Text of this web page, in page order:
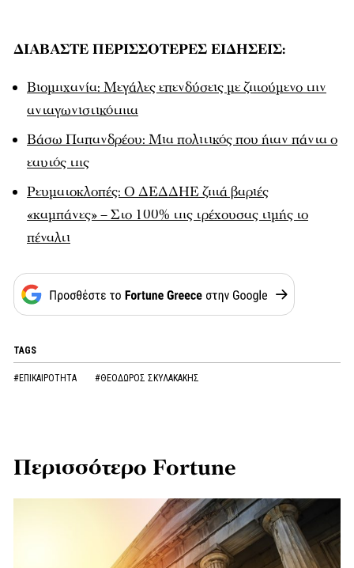
ΔΙΑΒΑΣΤΕ ΠΕΡΙΣΣΟΤΕΡΕΣ ΕΙΔΗΣΕΙΣ:
Βιομηχανία: Μεγάλες επενδύσεις με ζητούμενο την
ανταγωνιστικότητα
Βάσω Παπανδρέου: Μια πολιτικός που ήταν πάντα ο
εαυτός της
Ρευματοκλοπές: Ο ΔΕΔΔΗΕ ζητά βαριές
«καμπάνες» – Στο 100% της τρέχουσας τιμής το
πέναλτι
TAGS
#ΕΠΙΚΑΙΡΟΤΗΤΑ #ΘΕΟΔΩΡΟΣ ΣΚΥΛΑΚΑΚΗΣ
Περισσότερο Fortune